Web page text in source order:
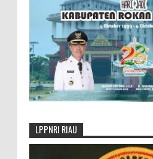
LPPNRI RIAU